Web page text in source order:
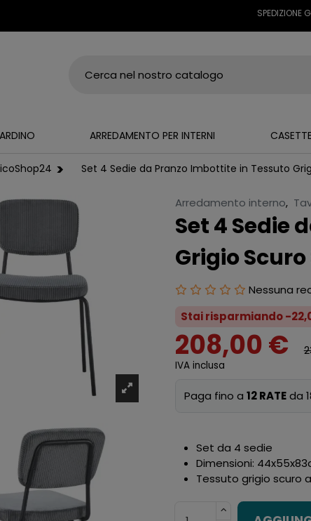
SPEDIZIONE
ARREDAMENTO PER INTERNI
Set 4 Sedie da Pranzo Imbottite in Tessuto
Arredamento interno,
Set 4 Sedie
Grigio
Nessuna
Stai risparmiando -
208,00 €
IVA inclusa
Paga fino a12 RATEda
Set da 4 sedie
Dimensioni:
Tessuto grigio scuro